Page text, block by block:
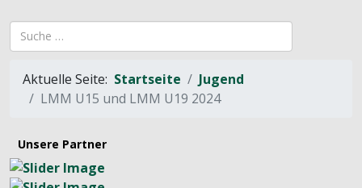
Suchbegriff
Aktuelle Seite: Startseite
Jugend
LMM U15 und LMM U19 2024
Unsere Partner